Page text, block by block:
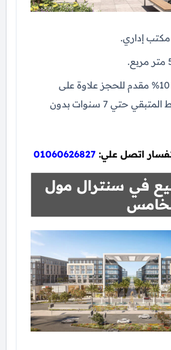
إداري.
طرق الدفع: 10% مقدم للحجز علاوة على
فترة لتقسيط المتبقي حتي 7 سنوات بدون
اتصل علي:01060626827
في سنترال مول